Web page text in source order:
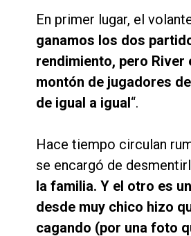
En primer lugar, el
ganamos los dos
rendimiento, pero River
montón de jugadores
de igual a igual“.
Hace tiempo circulan
se encargó de
la familia. Y el otro es
desde muy chico hizo
cagando (por una foto